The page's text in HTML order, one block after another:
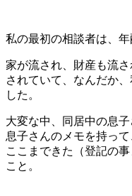
私の最初の相談者は、年
家が流され、財産も流
されていて、なんだか
した。
大変な中、同居中の息
息子さんのメモを持っ
ここまできた（登記の
こと。